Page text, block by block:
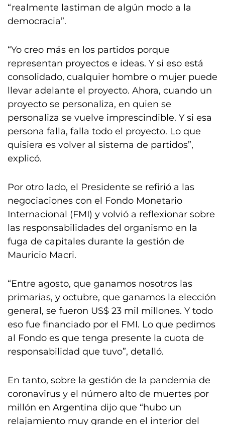
“realmente lastiman de algún modo a la
democracia”.
“Yo creo más en los partidos porque
representan proyectos e ideas. Y si eso está
consolidado, cualquier hombre o mujer puede
llevar adelante el proyecto. Ahora, cuando un
proyecto se personaliza, en quien se
personaliza se vuelve imprescindible. Y si esa
persona falla, falla todo el proyecto. Lo que
quisiera es volver al sistema de partidos”,
explicó.
Por otro lado, el Presidente se refirió a las
negociaciones con el Fondo Monetario
Internacional (FMI) y volvió a reflexionar sobre
las responsabilidades del organismo en la
fuga de capitales durante la gestión de
Mauricio Macri.
“Entre agosto, que ganamos nosotros las
primarias, y octubre, que ganamos la elección
general, se fueron US$ 23 mil millones. Y todo
eso fue financiado por el FMI. Lo que pedimos
al Fondo es que tenga presente la cuota de
responsabilidad que tuvo”, detalló.
En tanto, sobre la gestión de la pandemia de
coronavirus y el número alto de muertes por
millón en Argentina dijo que “hubo un
relajamiento muy grande en el interior del